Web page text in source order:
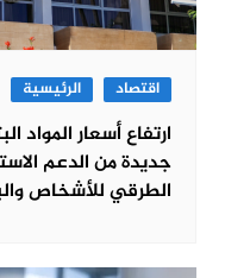
اقتصاد الرئيسية
ارتفاع أسعار المواد
جديدة من الدعم
الطرقي للأشخاص